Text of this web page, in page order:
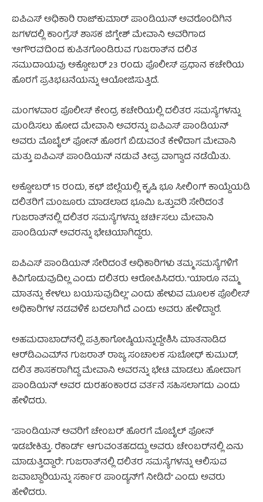
ಐಪಿಎಸ್ ಅಧಿಕಾರಿ ರಾಜ್‌ಕುಮಾರ್ ಪಾಂಡಿಯನ್ ಅವರೊಂದಿಗಿನ
ಜಗಳದಲ್ಲಿ ಕಾಂಗ್ರೆಸ್ ಶಾಸಕ ಜಿಗ್ನೇಶ್ ಮೇವಾನಿ ಅವರಿಗಾದ
‘ಅಗೌರವ’ದಿಂದ ಕುಪಿತಗೊಂಡಿರುವ ಗುಜರಾತ್‌ನ ದಲಿತ
ಸಮುದಾಯವು ಅಕ್ಟೋಬರ್ 23 ರಂದು ಪೊಲೀಸ್ ಪ್ರಧಾನ ಕಚೇರಿಯ
ಹೊರಗೆ ಪ್ರತಿಭಟನೆಯನ್ನು ಆಯೋಜಿಸುತ್ತಿದೆ.
ಮಂಗಳವಾರ ಪೊಲೀಸ್ ಕೇಂದ್ರ ಕಚೇರಿಯಲ್ಲಿ ದಲಿತರ ಸಮಸ್ಯೆಗಳನ್ನು
ಮಂಡಿಸಲು ಹೋದ ಮೇವಾನಿ ಅವರನ್ನು ಐಪಿಎಸ್ ಪಾಂಡಿಯನ್
ಅವರು ಮೊಬೈಲ್ ಫೋನ್ ಹೊರಗೆ ಬಿಡುವಂತೆ ಕೇಳಿದಾಗ ಮೇವಾನಿ
ಮತ್ತು ಐಪಿಎಸ್ ಪಾಂಡಿಯನ್ ನಡುವೆ ತೀವ್ರ ವಾಗ್ವಾದ ನಡೆಯಿತು.
ಅಕ್ಟೋಬರ್ 15 ರಂದು, ಕಛ್ ಜಿಲ್ಲೆಯಲ್ಲಿ ಕೃಷಿ ಭೂ ಸೀಲಿಂಗ್ ಕಾಯ್ದೆಯಡಿ
ದಲಿತರಿಗೆ ಮಂಜೂರು ಮಾಡಲಾದ ಭೂಮಿ ಒತ್ತುವರಿ ಸೇರಿದಂತೆ
ಗುಜರಾತ್‌ನಲ್ಲಿ ದಲಿತರ ಸಮಸ್ಯೆಗಳನ್ನು ಚರ್ಚಿಸಲು ಮೇವಾನಿ
ಪಾಂಡಿಯನ್ ಅವರನ್ನು ಭೇಟಿಯಾಗಿದ್ದರು.
ಐಪಿಎಸ್ ಪಾಂಡಿಯನ್ ಸೇರಿದಂತೆ ಅಧಿಕಾರಿಗಳು ತಮ್ಮ ಸಮಸ್ಯೆಗಳಿಗೆ
ಕಿವಿಗೊಡುವುದಿಲ್ಲ ಎಂದು ದಲಿತರು ಆರೋಪಿಸಿದರು. “ಯಾರೂ ನಮ್ಮ
ಮಾತನ್ನು ಕೇಳಲು ಬಯಸುವುದಿಲ್ಲ” ಎಂದು ಹೇಳುವ ಮೂಲಕ ಪೊಲೀಸ್
ಅಧಿಕಾರಿಗಳ ನಡವಳಿಕೆ ಬದಲಾಗಿದೆ ಎಂದು ಅವರು ಹೇಳಿದ್ದಾರೆ.
ಅಹಮದಾಬಾದ್‌ನಲ್ಲಿ ಪತ್ರಿಕಾಗೋಷ್ಠಿಯನ್ನುದ್ದೇಶಿಸಿ ಮಾತನಾಡಿದ
ಆರ್‌ಡಿಎಎಮ್‌ನ ಗುಜರಾತ್ ರಾಜ್ಯ ಸಂಚಾಲಕ ಸುಬೋಧ್ ಕುಮುದ್,
ದಲಿತ ಶಾಸಕರಾಗಿದ್ದ ಮೇವಾನಿ ಅವರನ್ನು ಭೇಟಿ ಮಾಡಲು ಹೋದಾಗ
ಪಾಂಡಿಯನ್ ಅವರ ದುರಹಂಕಾರದ ವರ್ತನೆ ಸಹಿಸಲಾಗದು ಎಂದು
ಹೇಳಿದರು.
“ಪಾಂಡಿಯನ್ ಅವರಿಗೆ ಚೇಂಬರ್ ಹೊರಗೆ ಮೊಬೈಲ್ ಫೋನ್
ಇಡಬೇಕಿತ್ತು. ರೆಕಾರ್ಡ್ ಆಗುವಂತಹದದ್ದು ಅವರು ಚೇಂಬರ್‌ನಲ್ಲಿ ಏನು
ಮಾಡುತ್ತಿದ್ದಾರೆ”. ಗುಜರಾತ್‌ನಲ್ಲಿ ದಲಿತರ ಸಮಸ್ಯೆಗಳನ್ನು ಆಲಿಸುವ
ಜವಾಬ್ದಾರಿಯನ್ನು ಸರ್ಕಾರ ಪಾಂಡ್ಯನ್‌ಗೆ ನೀಡಿದೆ” ಎಂದು ಅವರು
ಹೇಳಿದರು.